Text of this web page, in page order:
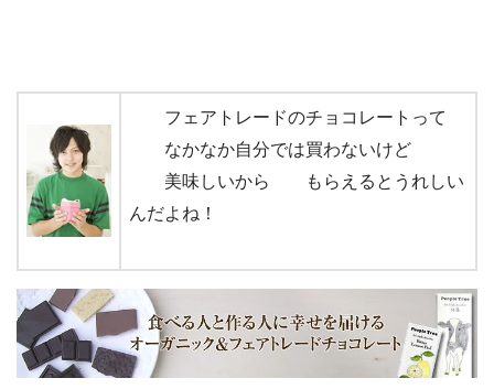
フェアトレードのチョコレートって
なかなか自分では買わないけど
美味しいから もらえるとうれしい
んだよね！